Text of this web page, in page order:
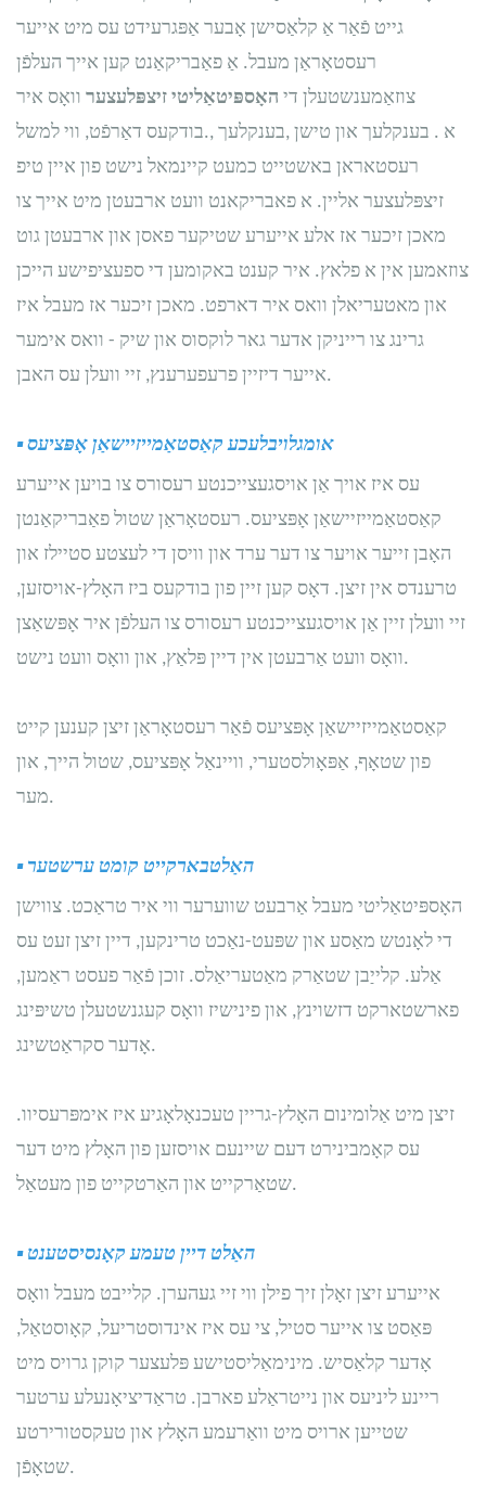
גייט פֿאַר אַ קלאַסישן אָבער אַפּגרעידט עס מיט אייער
רעסטאָראַן מעבל. אַ פאַבריקאַנט קען אייך העלפֿן
צוזאַמענשטעלן די האָספּיטאַליטי זיצפּלעצער וואָס איר
דאַרפֿט, ווי למשל
בודקעס., בענקלעך, טישן און בענקלעך . א
רעסטאראן באשטייט כמעט קיינמאל נישט פון איין טיפ
זיצפּלעצער אליין. א פאבריקאנט וועט ארבעטן מיט אייך צו
מאכן זיכער אז אלע אייערע שטיקער פאסן און ארבעטן גוט
צוזאמען אין א פלאץ. איר קענט באקומען די ספעציפישע הייכן
און מאטעריאלן וואס איר דארפט. מאכן זיכער אז מעבל איז
גרינג צו רייניקן אדער גאר לוקסוס און שיק - וואס אימער
אייער דיזיין פרעפערענץ, זיי וועלן עס האבן.
▪ אומגלויבלעכע קאַסטאַמייזיישאַן אָפּציעס
עס איז אויך אַן אויסגעצייכנטע רעסורס צו בויען אייערע
קאַסטאַמייזיישאַן אָפּציעס. רעסטאָראַן שטול פאַבריקאַנטן
האָבן זייער אויער צו דער ערד און וויסן די לעצטע סטיילז און
טרענדס אין זיצן. דאָס קען זיין פון בודקעס ביז האָלץ-אויסזען,
זיי וועלן זיין אַן אויסגעצייכנטע רעסורס צו העלפֿן איר אָפּשאַצן
וואָס וועט אַרבעטן אין דיין פּלאַץ, און וואָס וועט נישט.
קאַסטאַמייזיישאַן אָפּציעס פֿאַר רעסטאָראַן זיצן קענען קייט
פון שטאָף, אַפּאָולסטערי, וויינאַל אָפּציעס, שטול הייך, און
מער.
▪ האַלטבארקייט קומט ערשטער
האָספּיטאַליטי מעבל אַרבעט שווערער ווי איר טראַכט. צווישן
די לאָנטש מאַסע און שפּעט-נאַכט טרינקען, דיין זיצן זעט עס
אַלע. קלייַבן שטאַרק מאַטעריאַלס. זוכן פֿאַר פעסט ראַמען,
פארשטארקט דזשוינץ, און פינישיז וואָס קעגנשטעלן טשיפּינג
אָדער סקראַטשינג.
זיצן מיט אַלומינום האָלץ-גריין טעכנאָלאָגיע איז אימפּרעסיוו.
עס קאָמבינירט דעם שיינעם אויסזען פון האָלץ מיט דער
שטאַרקייט און האַרטקייט פון מעטאַל.
▪ האַלט דיין טעמע קאָנסיסטענט
אייערע זיצן זאָלן זיך פילן ווי זיי געהערן. קלייבט מעבל וואָס
פּאַסט צו אייער סטיל, צי עס איז אינדוסטריעל, קאָוסטאַל,
אָדער קלאַסיש. מינימאַליסטישע פּלעצער קוקן גרויס מיט
ריינע ליניעס און נייטראַלע פארבן. טראַדיציאָנעלע ערטער
שטייען ארויס מיט וואַרעמע האָלץ און טעקסטורירטע
שטאָפֿן.